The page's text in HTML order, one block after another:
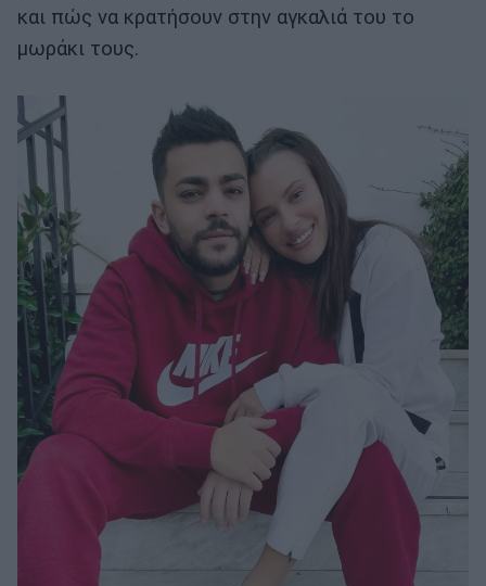
και πώς να κρατήσουν στην αγκαλιά του το
μωράκι τους.